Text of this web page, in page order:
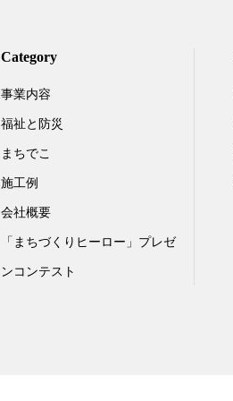
Category
事業内容
福祉と防災
まちでこ
施工例
会社概要
「まちづくりヒーロー」プレゼ
ンコンテスト